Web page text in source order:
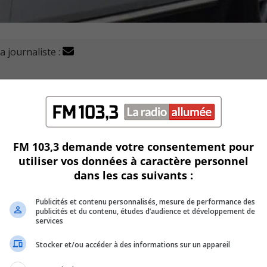
journaliste :
(SPAL) enquête sur une mort suspecte survenue
h, pour un véhicule en flammes dans un cimetière du
sans vie.
à proximité par les policiers grâce à
des crimes majeurs.
FM 103,3 demande votre consentement pour
utiliser vos données à caractère personnel
dans les cas suivants :
Publicités et contenu personnalisés, mesure de performance des
publicités et du contenu, études d’audience et développement de
services
Stocker et/ou accéder à des informations sur un appareil